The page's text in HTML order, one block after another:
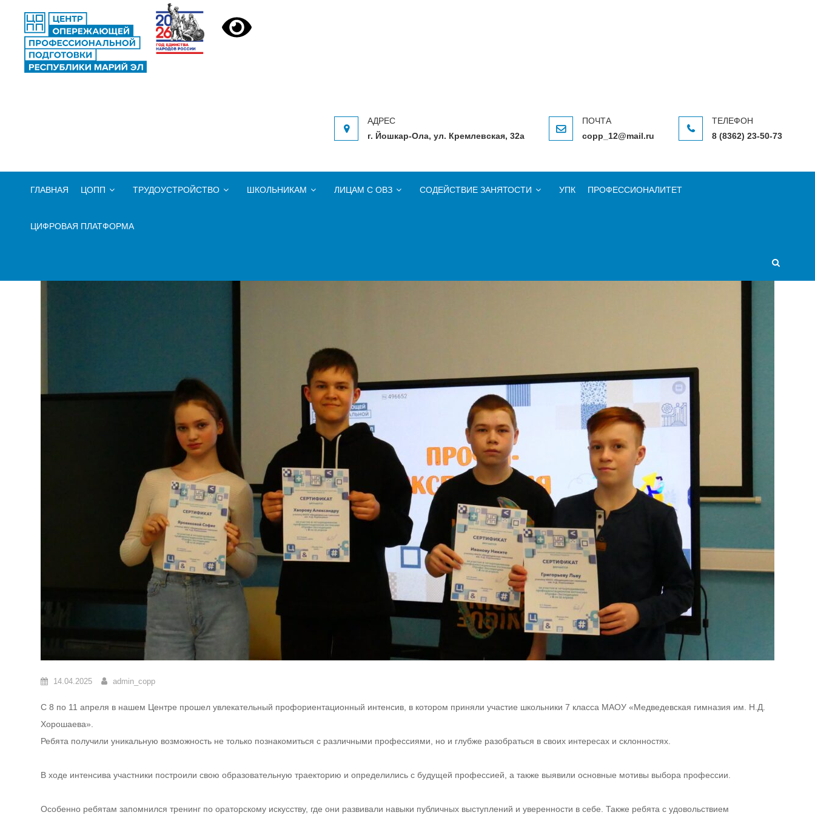
ЦЕНТР ОПЕРЕЖАЮЩЕЙ ПРОФЕССИОНАЛЬНОЙ ПОДГОТОВКИ
Центр опережающей профессиональной подготовки Республики Марий Эл
г. Йошкар-Ола, ул. Кремлевская, 32а copp_12@mail.ru 8 (8362) 23-50-73
ГЛАВНАЯ ЦОПП ТРУДОУСТРОЙСТВО ШКОЛЬНИКАМ ЛИЦАМ С ОВЗ СОДЕЙСТВИЕ ЗАНЯТОСТИ УПК ПРОФЕССИОНАЛИТЕТ
ЦИФРОВАЯ ПЛАТФОРМА
14.04.2025 admin_copp
С 8 по 11 апреля в нашем Центре прошел увлекательный профориентационный интенсив, в котором приняли участие школьники 7 класса МАОУ «Медведевская гимназия им. Н.Д.
Хорошаева».
Ребята получили уникальную возможность не только познакомиться с различными профессиями, но и глубже разобраться в своих интересах и склонностях.
В ходе интенсива участники построили свою образовательную траекторию и определились с будущей профессией, а также выявили основные мотивы выбора профессии.
Особенно ребятам запомнился тренинг по ораторскому искусству, где они развивали навыки публичных выступлений и уверенности в себе. Также ребята с удовольствием